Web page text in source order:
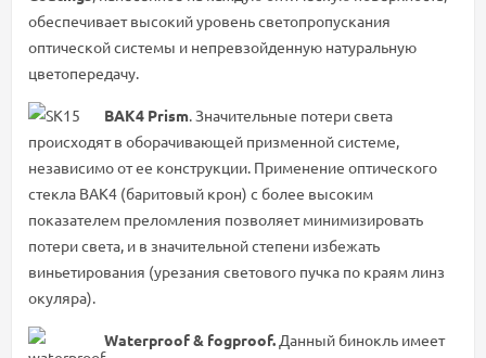
обеспечивает высокий уровень светопропускания
оптической системы и непревзойденную натуральную
цветопередачу.
BAK4 Prism. Значительные потери света
происходят в оборачивающей призменной системе,
независимо от ее конструкции. Применение оптического
стекла BAK4 (баритовый крон) с более высоким
показателем преломления позволяет минимизировать
потери света, и в значительной степени избежать
виньетирования (урезания светового пучка по краям линз
окуляра).
Waterproof & fogproof. Данный бинокль имеет